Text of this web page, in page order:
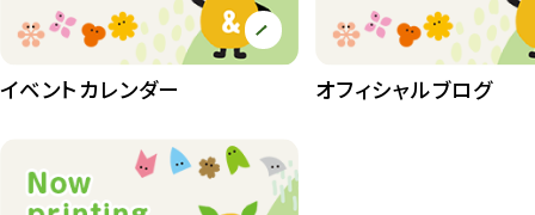
イベントカレンダー オフィシャルブログ